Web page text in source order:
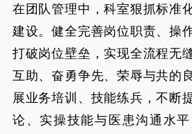
在团队管理中，科室狠抓标准
建设。健全完善岗位职责、操
打破岗位壁垒，实现全流程无
互助、奋勇争先、荣辱与共的
展业务培训、技能练兵，不断
论、实操技能与医患沟通水